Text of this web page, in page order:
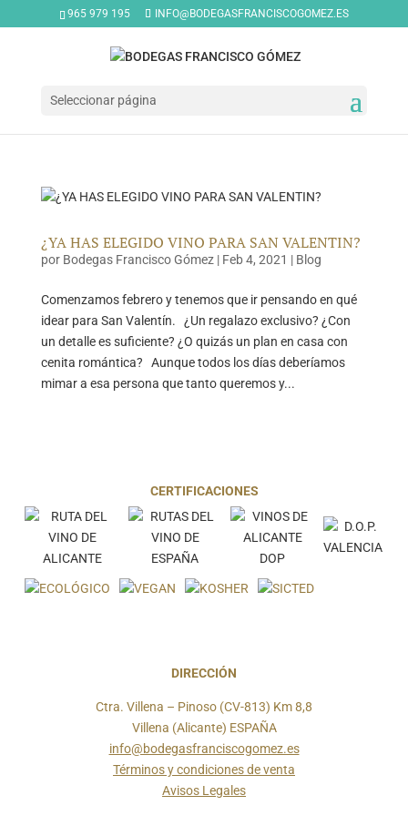
965 979 195 INFO@BODEGASFRANCISCOGOMEZ.ES
Seleccionar página
¿YA HAS ELEGIDO VINO PARA SAN VALENTIN?
por Bodegas Francisco Gómez| Feb 4, 2021 | Blog
Comenzamos febrero y tenemos que ir pensando en qué
idear para San Valentín. ¿Un regalazo exclusivo? ¿Con
un detalle es suficiente? ¿O quizás un plan en casa con
cenita romántica? Aunque todos los días deberíamos
mimar a esa persona que tanto queremos y...
CERTIFICACIONES
DIRECCIÓN
Ctra. Villena – Pinoso (CV-813) Km 8,8
Villena (Alicante) ESPAÑA
info@bodegasfranciscogomez.es
Términos y condiciones de venta
Avisos Legales